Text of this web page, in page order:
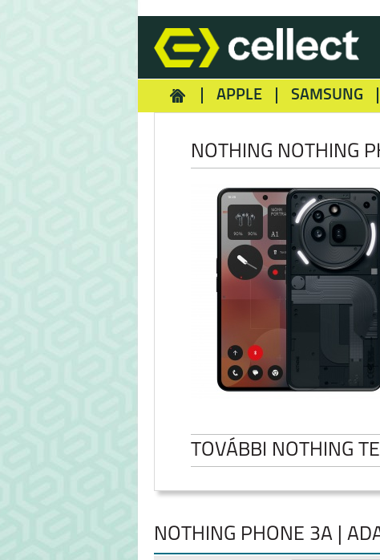
APPLE SAMSUNG
NOTHING NOTHING
TOVÁBBI NOTHING
NOTHING PHONE 3A |